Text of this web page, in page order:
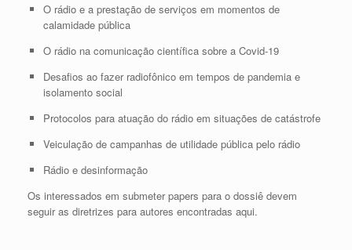
O rádio e a prestação de serviços em momentos de
calamidade pública
O rádio na comunicação científica sobre a Covid-19
Desafios ao fazer radiofônico em tempos de pandemia e
isolamento social
Protocolos para atuação do rádio em situações de catástrofe
Veiculação de campanhas de utilidade pública pelo rádio
Rádio e desinformação
Os interessados em submeter papers para o dossiê devem
seguir as diretrizes para autores encontradas aqui.